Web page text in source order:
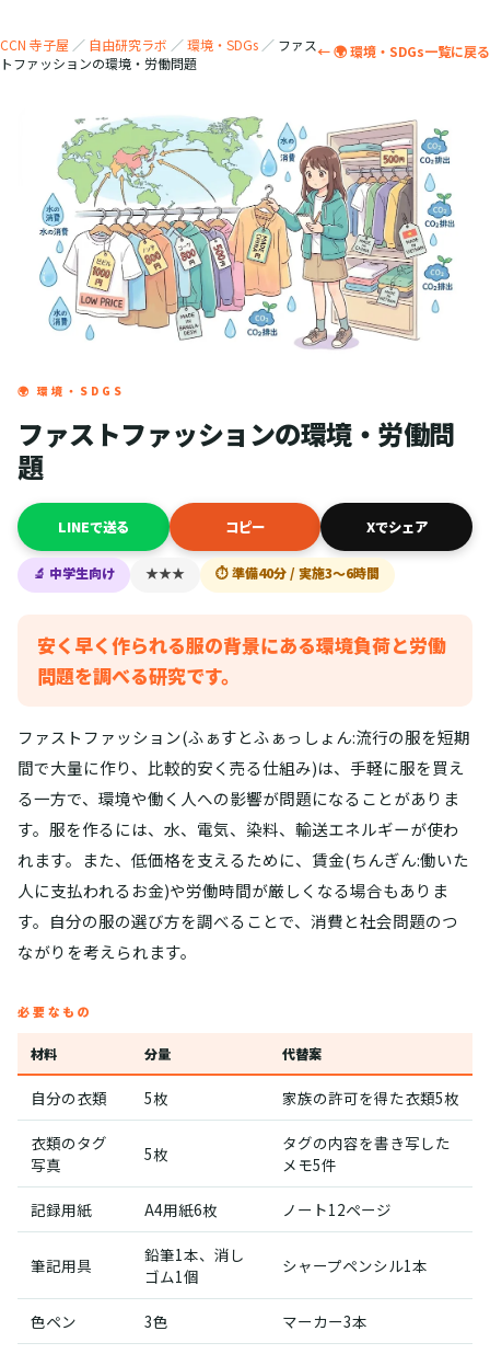
CCN 寺子屋 ／ 自由研究ラボ ／環境・SDGs ／ ファス
トファッションの環境・労働問題
← 🌍 環境・SDGs一覧に戻る
🌍 環境・SDGS
ファストファッションの環境・労働問
題
LINEで送る コピー Xでシェア
🔬 中学生向け ★★★ ⏱ 準備40分 / 実施3〜6時間
安く早く作られる服の背景にある環境負荷と労働
問題を調べる研究です。
ファストファッション(ふぁすとふぁっしょん:流行の服を短期
間で大量に作り、比較的安く売る仕組み)は、手軽に服を買え
る一方で、環境や働く人への影響が問題になることがありま
す。服を作るには、水、電気、染料、輸送エネルギーが使わ
れます。また、低価格を支えるために、賃金(ちんぎん:働いた
人に支払われるお金)や労働時間が厳しくなる場合もありま
す。自分の服の選び方を調べることで、消費と社会問題のつ
ながりを考えられます。
必要なもの
材料 分量 代替案
自分の衣類 5枚 家族の許可を得た衣類5枚
衣類のタグ
写真
5枚
タグの内容を書き写した
メモ5件
記録用紙 A4用紙6枚 ノート12ページ
筆記用具
鉛筆1本、消し
ゴム1個
シャープペンシル1本
色ペン 3色 マーカー3本